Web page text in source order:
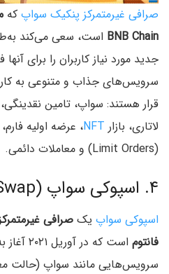
صرافی غیرمتمرکز پنکیک سواپ که
BNB Chain است، سعی می‌کند
جدید مورد نیاز کاربران را برای
سرویس‌های جذاب و متنوعی به
قرار هستند: سواپ، تامین نقدینگی،
لاتاری، بازار NFT، عرضه اولیه
(Limit Orders) و معاملات دائمی.
۴. اسپوکی سواپ (Spooky Swap)
اسپوکی سواپ یکصرافی
فانتوم
است که
سرویس‌هایی مانند سواپ (حالت